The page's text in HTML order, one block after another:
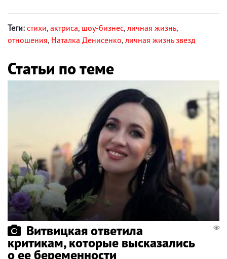
Теги: стихи, актриса, шоу-бизнес, личная жизнь,
отношения, Наталка Денисенко, личная жизнь звезд
Статьи по теме
Витвицкая ответила
критикам, которые высказались
о ее беременности